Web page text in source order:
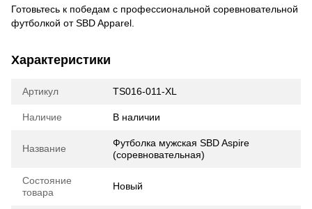
Готовьтесь к победам с профессиональной соревновательной
футболкой от SBD Apparel.
Характеристики
Артикул TS016-011-XL
Наличие В наличии
Название
Футболка мужская SBD Aspire
(соревновательная)
Состояние
товара
Новый